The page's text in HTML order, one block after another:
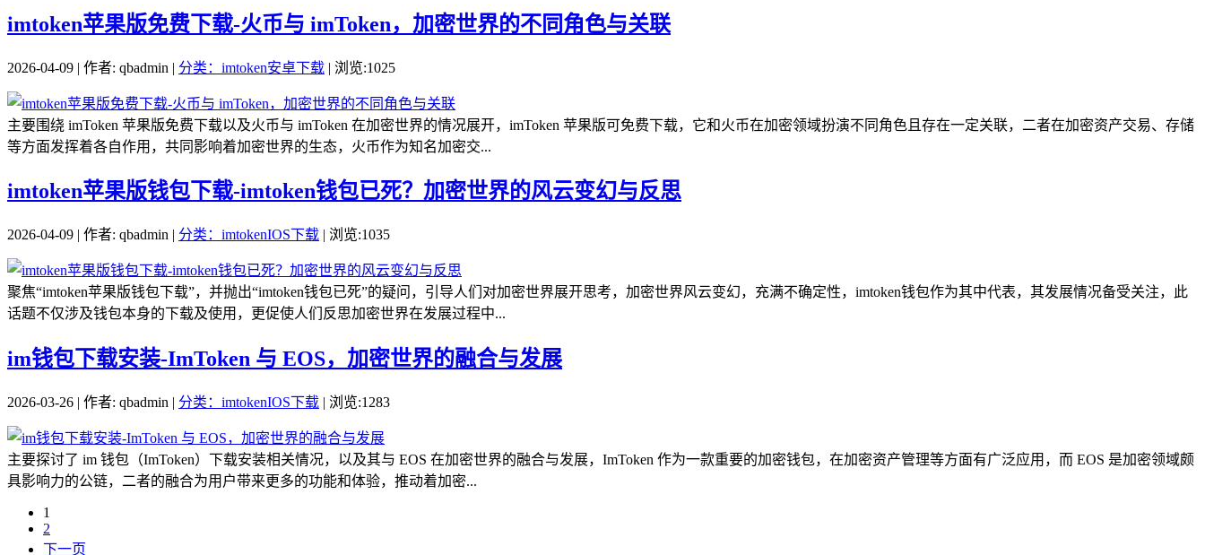
imtoken苹果版免费下载-火币与 imToken，加密世界的不同角色与关联
2026-04-09 | 作者: qbadmin | 分类：imtoken安卓下载 | 浏览:1025
主要围绕 imToken 苹果版免费下载以及火币与 imToken 在加密世界的情况展开，imToken 苹果版可免费下载，它和火币在加密领域扮演不同角色且存在一定关联，二者在加密资产交易、存储
等方面发挥着各自作用，共同影响着加密世界的生态，火币作为知名加密交...
imtoken苹果版钱包下载-imtoken钱包已死？加密世界的风云变幻与反思
2026-04-09 | 作者: qbadmin | 分类：imtokenIOS下载 | 浏览:1035
聚焦“imtoken苹果版钱包下载”，并抛出“imtoken钱包已死”的疑问，引导人们对加密世界展开思考，加密世界风云变幻，充满不确定性，imtoken钱包作为其中代表，其发展情况备受关注，此
话题不仅涉及钱包本身的下载及使用，更促使人们反思加密世界在发展过程中...
im钱包下载安装-ImToken 与 EOS，加密世界的融合与发展
2026-03-26 | 作者: qbadmin | 分类：imtokenIOS下载 | 浏览:1283
主要探讨了 im 钱包（ImToken）下载安装相关情况，以及其与 EOS 在加密世界的融合与发展，ImToken 作为一款重要的加密钱包，在加密资产管理等方面有广泛应用，而 EOS 是加密领域颇
具影响力的公链，二者的融合为用户带来更多的功能和体验，推动着加密...
1
2
下一页